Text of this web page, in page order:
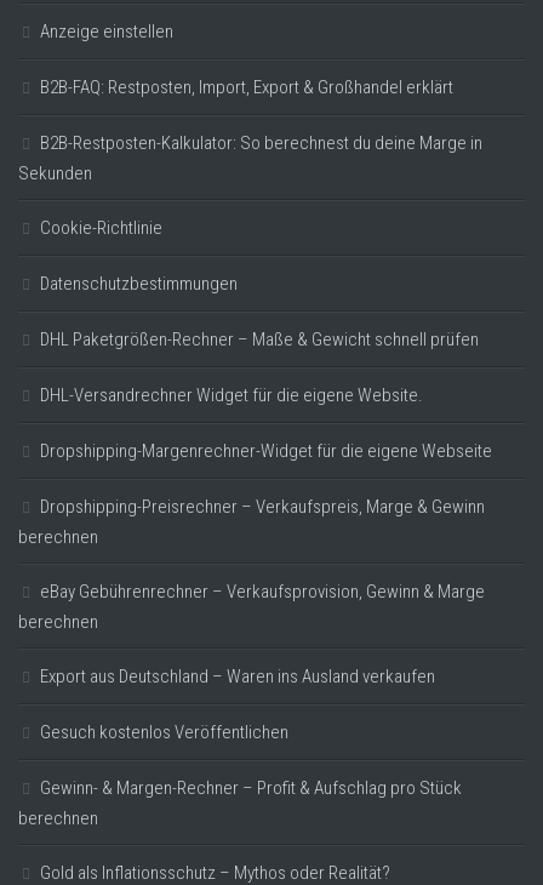
Anzeige einstellen
B2B-FAQ: Restposten, Import, Export & Großhandel erklärt
B2B-Restposten-Kalkulator: So berechnest du deine Marge in
Sekunden
Cookie-Richtlinie
Datenschutzbestimmungen
DHL Paketgrößen-Rechner – Maße & Gewicht schnell prüfen
DHL-Versandrechner Widget für die eigene Website.
Dropshipping-Margenrechner-Widget für die eigene Webseite
Dropshipping-Preisrechner – Verkaufspreis, Marge & Gewinn
berechnen
eBay Gebührenrechner – Verkaufsprovision, Gewinn & Marge
berechnen
Export aus Deutschland – Waren ins Ausland verkaufen
Gesuch kostenlos Veröffentlichen
Gewinn- & Margen-Rechner – Profit & Aufschlag pro Stück
berechnen
Gold als Inflationsschutz – Mythos oder Realität?